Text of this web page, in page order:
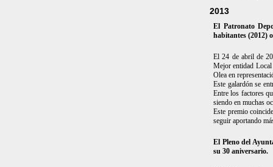
2013
El Patronato
habitantes (2012)
El 24 de abril de
Mejor entidad
Olea en
Este galardón se
Entre los factores
siendo en muchas
Este premio
seguir aportando
El Pleno del
su 30 aniversario.